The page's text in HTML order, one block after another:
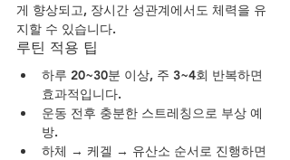
게 향상되고, 장시간 성관계에서도 체력을 유
지할 수 있습니다.
루틴 적용 팁
하루 20~30분 이상, 주 3~4회 반복하면
효과적입니다.
운동 전후 충분한 스트레칭으로 부상 예
방.
하체 → 케겔 → 유산소 순서로 진행하면